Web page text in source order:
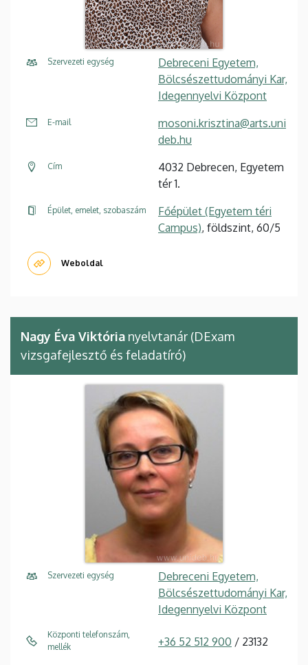
Szervezeti egység
Debreceni Egyetem,
Bölcsészettudományi Kar,
Idegennyelvi Központ
E-mail
mosoni.krisztina@arts.uni
deb.hu
Cím
4032 Debrecen, Egyetem
tér 1.
Épület, emelet, szobaszám
Főépület (Egyetem téri
Campus), földszint, 60/5
Weboldal
Nagy Éva Viktória nyelvtanár (DExam
vizsgafejlesztő és feladatíró)
Szervezeti egység
Debreceni Egyetem,
Bölcsészettudományi Kar,
Idegennyelvi Központ
Központi telefonszám,
mellék
+36 52 512 900 / 23132